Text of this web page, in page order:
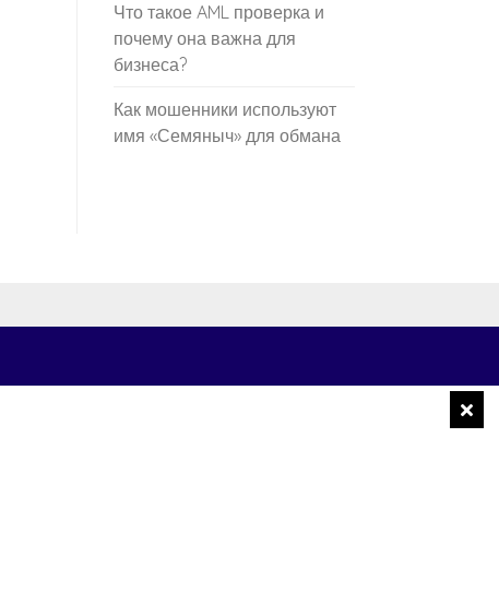
Что такое AML проверка и
почему она важна для
бизнеса?
Как мошенники используют
имя «Семяныч» для обмана